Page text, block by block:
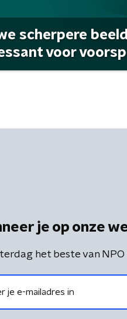
scherpere
voor
je op onze
het beste van NPO